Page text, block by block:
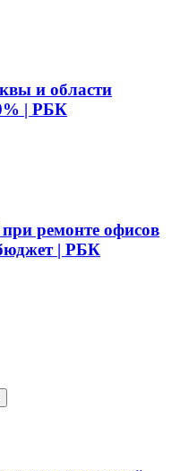
и области
| РБК
ремонте офисов
| РБК